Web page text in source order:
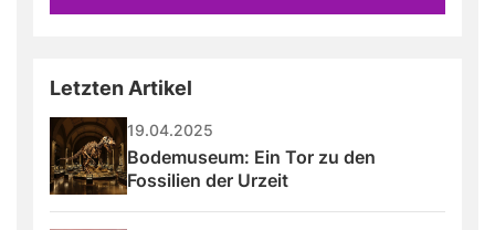
Letzten Artikel
19.04.2025
Bodemuseum: Ein Tor zu den
Fossilien der Urzeit